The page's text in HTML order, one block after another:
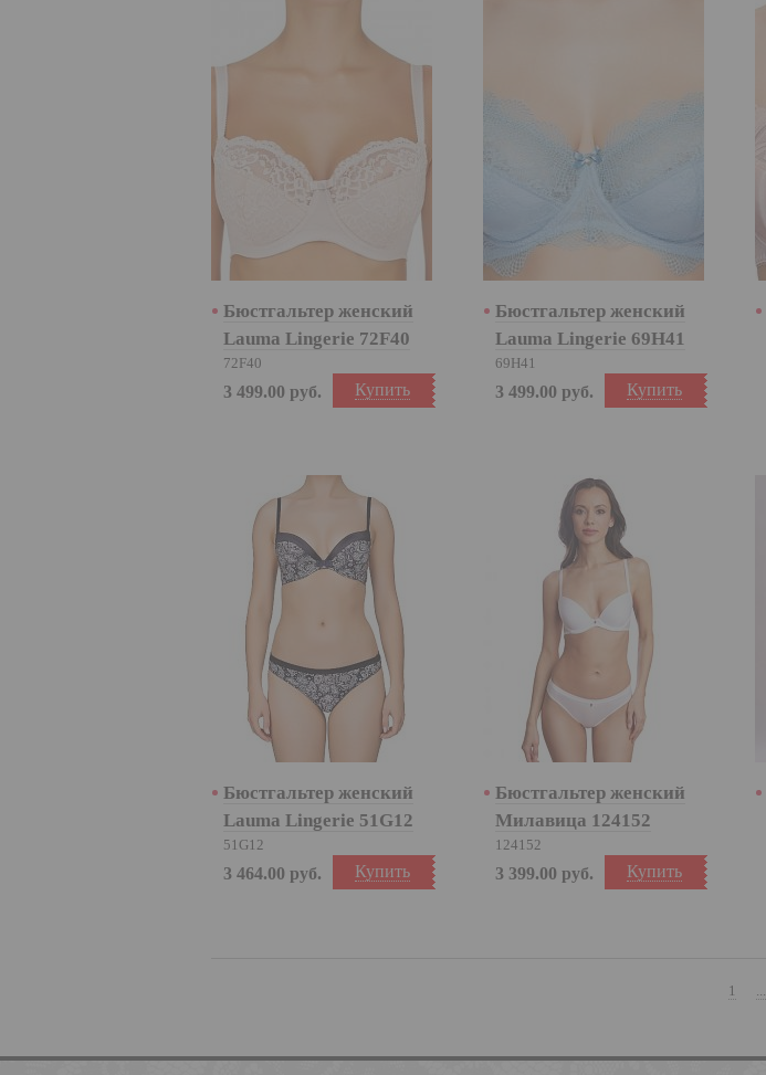
Бюстгальтер женский
Lauma Lingerie 72F40
72F40
Купить
3 499.00 руб.
Бюстгальтер женский
Lauma Lingerie 69H41
69H41
Купить
3 499.00 руб.
Бюстгальтер женский
Lauma Lingerie 51G12
51G12
Купить
3 464.00 руб.
Бюстгальтер женский
Милавица 124152
124152
Купить
3 399.00 руб.
1 ...